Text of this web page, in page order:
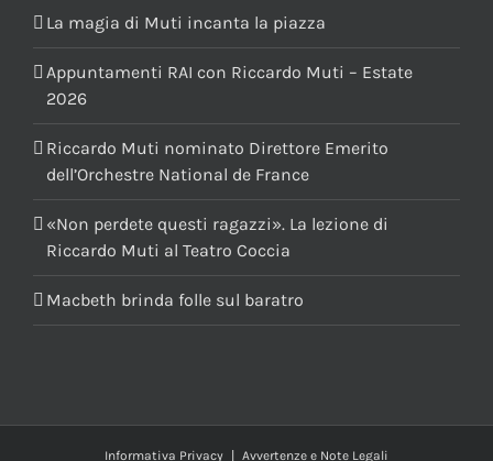
La magia di Muti incanta la piazza
Appuntamenti RAI con Riccardo Muti – Estate
2026
Riccardo Muti nominato Direttore Emerito
dell’Orchestre National de France
«Non perdete questi ragazzi». La lezione di
Riccardo Muti al Teatro Coccia
Macbeth brinda folle sul baratro
Informativa Privacy | Avvertenze e Note Legali